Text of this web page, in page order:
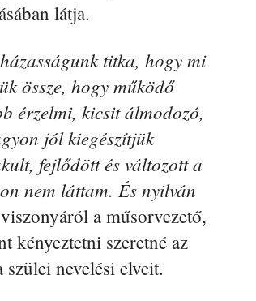
látja.
titka, hogy mi
össze, hogy működő
érzelmi, kicsit álmodozó,
jól kiegészítjük
fejlődött és változott a
nem láttam. És nyilván
a műsorvezető,
kényeztetni szeretné az
nevelési elveit.